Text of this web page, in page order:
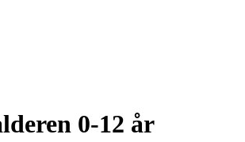
0-12 år